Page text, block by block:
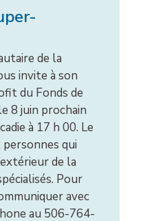
de la
invite à son
du Fonds de
8 juin prochain
à 17 h 00. Le
qui
de la
Pour
avec
au 506-764-